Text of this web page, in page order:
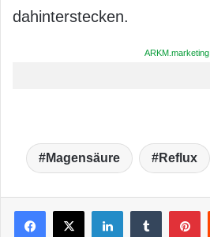
dahinterstecken.
ARKM.marketing
Magensäure Reflux
LinkedIn